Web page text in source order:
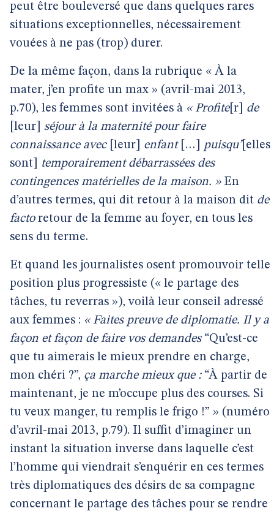
peut être bouleversé que dans quelques rares
situations exceptionnelles, nécessairement
vouées à ne pas (trop) durer.
De la même façon, dans la rubrique « À la
mater, j’en profite un max » (avril-mai 2013,
p.70), les femmes sont invitées à « Profite[r]
de
[leur]
séjour à la maternité pour faire
connaissance avec [leur] enfant […] puisqu’[elles
sont]
temporairement débarrassées des
contingences matérielles de la maison. »En
d’autres termes, qui dit retour à la maison dit de
factoretour de la femme au foyer, en tous les
sens du terme.
Et quand les journalistes osent promouvoir telle
position plus progressiste (« le partage des
tâches, tu reverras »), voilà leur conseil adressé
aux femmes : « Faites preuve de diplomatie. Il y a
façon et façon de faire vos demandes “Qu’est-ce
que tu aimerais le mieux prendre en charge,
mon chéri ?”, ça marche mieux que :“À partir de
maintenant, je ne m’occupe plus des courses. Si
tu veux manger, tu remplis le frigo !” » (numéro
d’avril-mai 2013, p.79). Il suffit d’imaginer un
instant la situation inverse dans laquelle c’est
l’homme qui viendrait s’enquérir en ces termes
très diplomatiques des désirs de sa compagne
concernant le partage des tâches pour se rendre